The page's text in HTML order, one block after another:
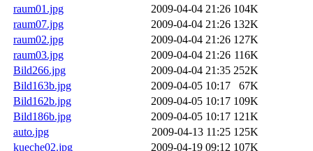
raum01.jpg
2009-04-04 21:26 104K
raum07.jpg
2009-04-04 21:26 132K
raum02.jpg
2009-04-04 21:26 127K
raum03.jpg
2009-04-04 21:26 116K
Bild266.jpg
2009-04-04 21:35 252K
Bild163b.jpg
2009-04-05 10:17
67K
Bild162b.jpg
2009-04-05 10:17 109K
Bild186b.jpg
2009-04-05 10:17 121K
auto.jpg
2009-04-13 11:25 125K
kueche02.jpg
2009-04-19 09:12 107K